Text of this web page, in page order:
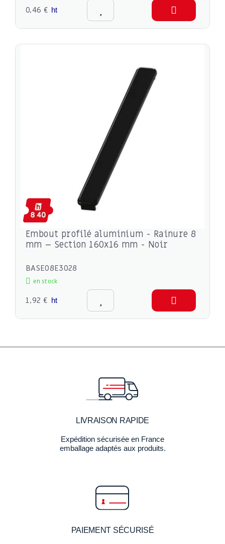
0,46 € ht
Embout profilé aluminium - Rainure 8
mm – Section 160x16 mm - Noir
BASE08E3028
en stock
1,92 € ht
LIVRAISON RAPIDE
Expédition sécurisée en France
emballage adaptés aux produits.
PAIEMENT SÉCURISÉ